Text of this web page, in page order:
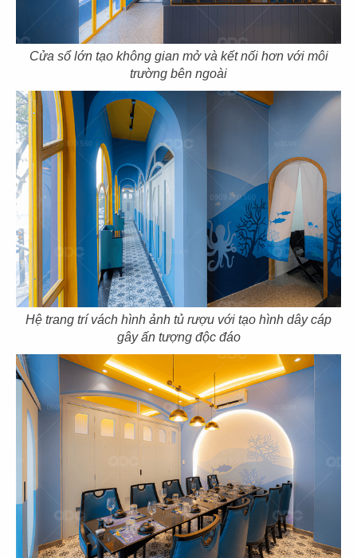
Cửa sổ lớn tạo không gian mở và kết nối hơn với môi
trường bên ngoài
Hệ trang trí vách hình ảnh tủ rượu với tạo hình dây cáp
gây ấn tượng độc đáo
121
PHỞ HÀ NỘI
CN Milpitas - USA
122
LEKAO'S COFFEE
CN Bến Tre
123
LEKAO'S COFFEE
CN Bến Tre
124
KING COFFEE
CN Bạc liêu
125
LEGATO COFFEE
126
MAMA'S DIMSUM
TP. Tân An